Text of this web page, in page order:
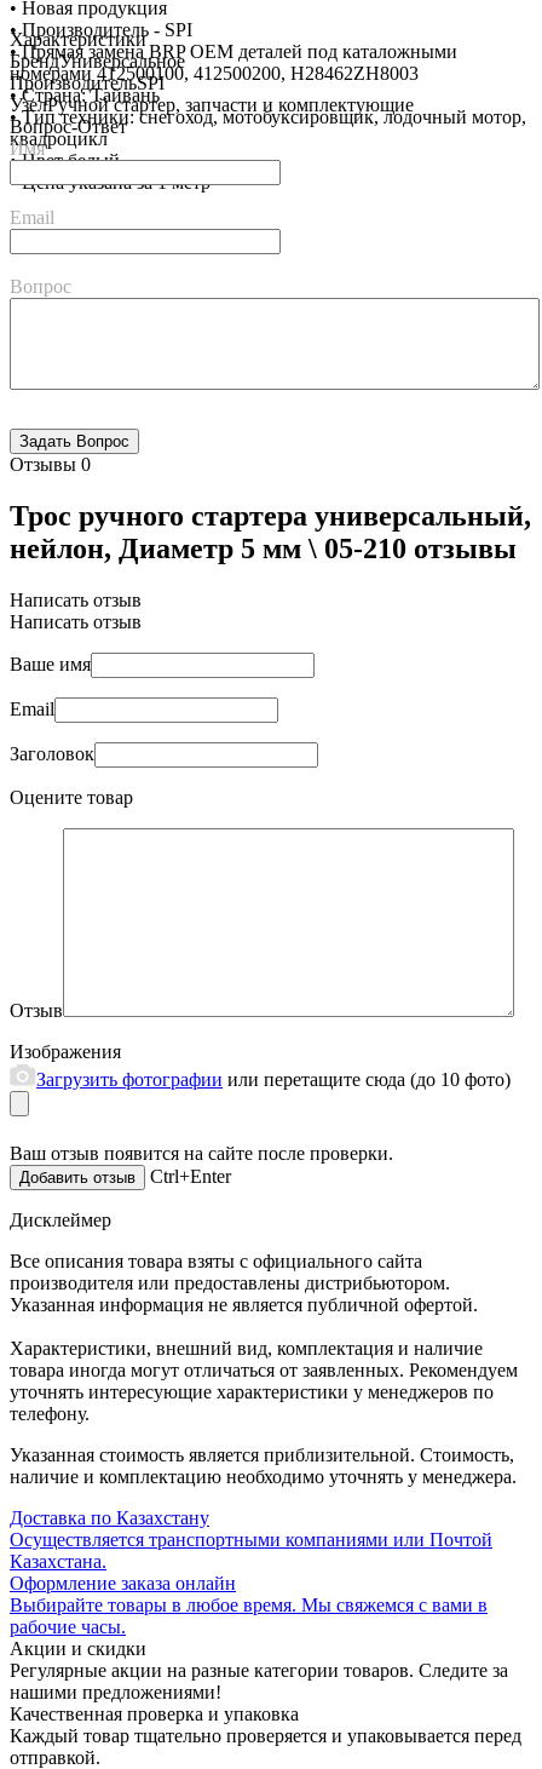
• Новая продукция
• Производитель - SPI
• Прямая замена BRP OEM деталей под каталожными
номерами 412500100, 412500200, H28462ZH8003
• Страна: Тайвань
• Тип техники: снегоход, мотобуксировщик, лодочный мотор,
квадроцикл
• Цвет белый
• Цена указана за 1 метр
Характеристики
БрендУниверсальное
ПроизводительSPI
УзелРучной стартер, запчасти и комплектующие
Вопрос-Ответ
Имя
Email
Вопрос
Отзывы 0
Трос ручного стартера универсальный,
нейлон, Диаметр 5 мм \ 05-210 отзывы
Написать отзыв
Написать отзыв
Ваше имя
Email
Заголовок
Оцените товар
Отзыв
Изображения
Загрузить фотографии или перетащите сюда (до 10 фото)
Ваш отзыв появится на сайте после проверки.
Ctrl+Enter
Дисклеймер
Все описания товара взяты с официального сайта
производителя или предоставлены дистрибьютором.
Указанная информация не является публичной офертой.
Характеристики, внешний вид, комплектация и наличие
товара иногда могут отличаться от заявленных. Рекомендуем
уточнять интересующие характеристики у менеджеров по
телефону.
Указанная стоимость является приблизительной. Стоимость,
наличие и комплектацию необходимо уточнять у менеджера.
Доставка по Казахстану
Осуществляется транспортными компаниями или Почтой
Казахстана.
Оформление заказа онлайн
Выбирайте товары в любое время. Мы свяжемся с вами в
рабочие часы.
Акции и скидки
Регулярные акции на разные категории товаров. Следите за
нашими предложениями!
Качественная проверка и упаковка
Каждый товар тщательно проверяется и упаковывается перед
отправкой.